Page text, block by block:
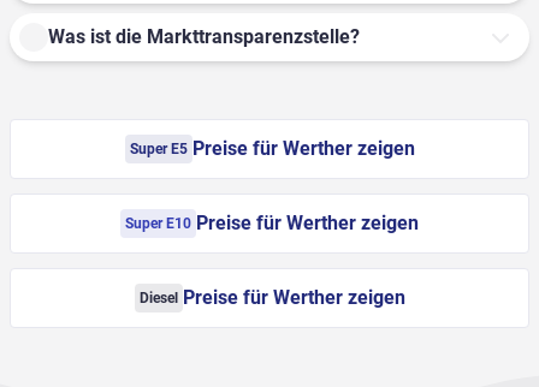
Was ist die Markttransparenzstelle?
Super E5 Preise für Werther zeigen
Super E10 Preise für Werther zeigen
Diesel Preise für Werther zeigen